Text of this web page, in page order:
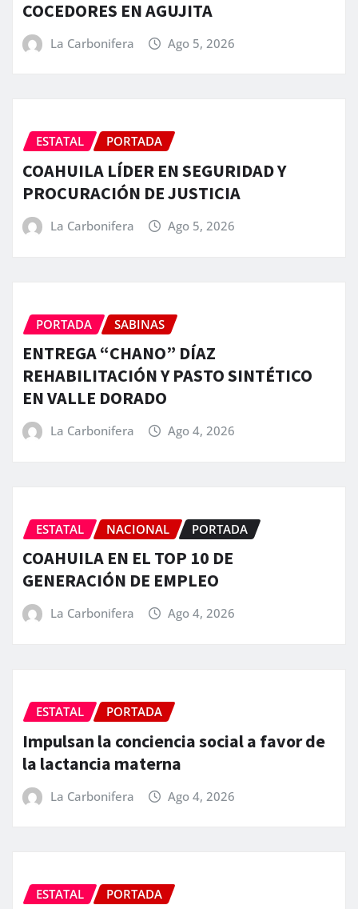
COCEDORES EN AGUJITA
La Carbonifera Ago 5, 2026
ESTATAL PORTADA
COAHUILA LÍDER EN SEGURIDAD Y
PROCURACIÓN DE JUSTICIA
La Carbonifera Ago 5, 2026
PORTADA SABINAS
ENTREGA “CHANO” DÍAZ
REHABILITACIÓN Y PASTO SINTÉTICO
EN VALLE DORADO
La Carbonifera Ago 4, 2026
ESTATAL NACIONAL PORTADA
COAHUILA EN EL TOP 10 DE
GENERACIÓN DE EMPLEO
La Carbonifera Ago 4, 2026
ESTATAL PORTADA
Impulsan la conciencia social a favor de
la lactancia materna
La Carbonifera Ago 4, 2026
ESTATAL PORTADA